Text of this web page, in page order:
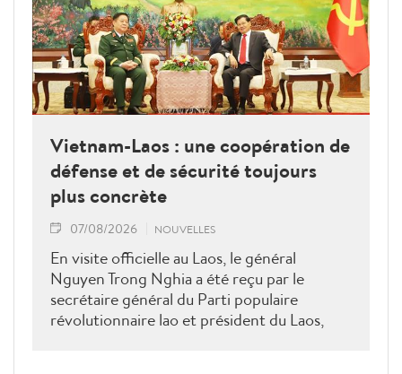
Vietnam-Laos : une coopération de
défense et de sécurité toujours
plus concrète
07/08/2026 NOUVELLES
En visite officielle au Laos, le général
Nguyen Trong Nghia a été reçu par le
secrétaire général du Parti populaire
révolutionnaire lao et président du Laos,